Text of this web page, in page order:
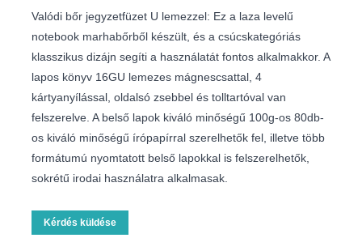
Valódi bőr jegyzetfüzet U lemezzel: Ez a laza levelű
notebook marhabőrből készült, és a csúcskategóriás
klasszikus dizájn segíti a használatát fontos alkalmakkor. A
lapos könyv 16GU lemezes mágnescsattal, 4
kártyanyílással, oldalsó zsebbel és tolltartóval van
felszerelve. A belső lapok kiváló minőségű 100g-os 80db-
os kiváló minőségű írópapírral szerelhetők fel, illetve több
formátumú nyomtatott belső lapokkal is felszerelhetők,
sokrétű irodai használatra alkalmasak.
Kérdés küldése